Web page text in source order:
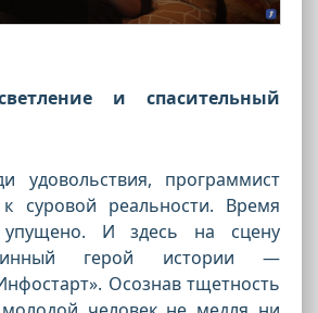
и спасительный
удовольствия, программист
суровой реальности. Время
упущено. И здесь на сцену
герой истории —
Осознав тщетность